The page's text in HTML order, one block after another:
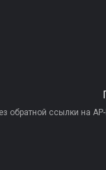
обратной ссылки на